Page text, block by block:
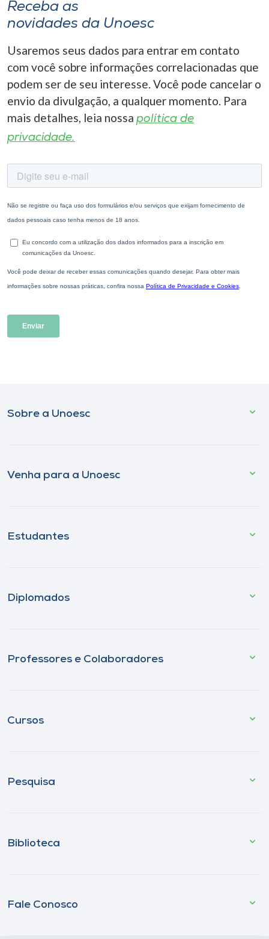
Receba as
novidades da Unoesc
Usaremos seus dados para entrar em contato
com você sobre informações correlacionadas que
podem ser de seu interesse. Você pode cancelar o
envio da divulgação, a qualquer momento. Para
mais detalhes, leia nossa política de
privacidade.
Sobre a Unoesc
Venha para a Unoesc
Estudantes
Diplomados
Professores e Colaboradores
Cursos
Pesquisa
Biblioteca
Fale Conosco